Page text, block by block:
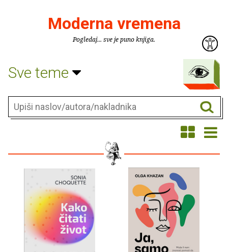
Moderna vremena
Pogledaj... sve je puno knjiga.
Sve teme